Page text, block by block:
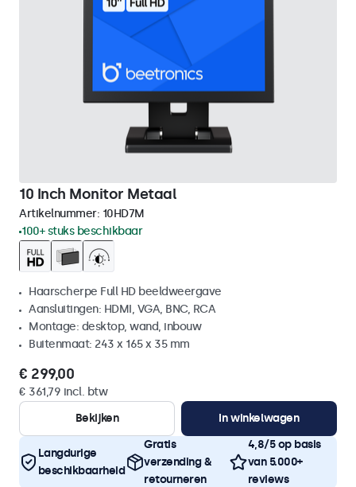
10 Inch Monitor Metaal
Artikelnummer: 10HD7M
100+ stuks beschikbaar
Haarscherpe Full HD beeldweergave
Aansluitingen: HDMI, VGA, BNC, RCA
Montage: desktop, wand, inbouw
Buitenmaat: 243 x 165 x 35 mm
€ 299,00
€ 361,79 incl. btw
Bekijken
In winkelwagen
Langdurige
beschikbaarheid
Gratis
verzending &
retourneren
4,8/5 op basis
van 5.000+
reviews